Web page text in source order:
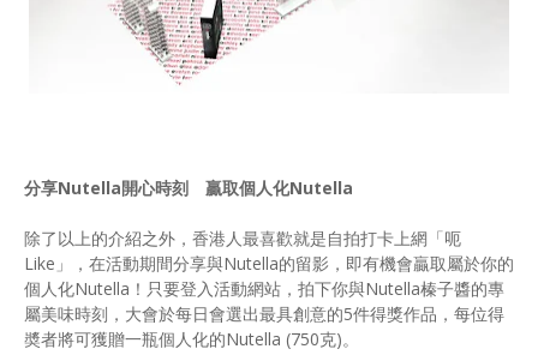
分享Nutella開心時刻 贏取個人化Nutella
除了以上的介紹之外，香港人最喜歡就是自拍打卡上網「呃
Like」，在活動期間分享與Nutella的留影，即有機會贏取屬於你的
個人化Nutella！只要登入活動網站，拍下你與Nutella榛子醬的專
屬美味時刻，大會於每日會選出最具創意的5件得獎作品，每位得
奬者將可獲贈一瓶個人化的Nutella (750克)。